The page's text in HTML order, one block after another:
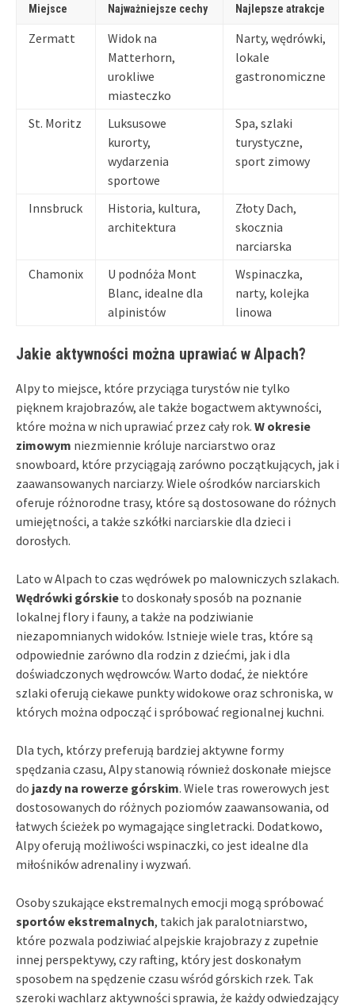
Miejsce Najważniejsze cechy Najlepsze atrakcje
Zermatt
Widok na
Matterhorn,
urokliwe
miasteczko
Narty, wędrówki,
lokale
gastronomiczne
St. Moritz
Luksusowe
kurorty,
wydarzenia
sportowe
Spa, szlaki
turystyczne,
sport zimowy
Innsbruck
Historia, kultura,
architektura
Złoty Dach,
skocznia
narciarska
Chamonix
U podnóża Mont
Blanc, idealne dla
alpinistów
Wspinaczka,
narty, kolejka
linowa
Jakie aktywności można uprawiać w Alpach?
Alpy to miejsce, które przyciąga turystów nie tylko
pięknem krajobrazów, ale także bogactwem aktywności,
które można w nich uprawiać przez cały rok. W okresie
zimowym niezmiennie króluje narciarstwo oraz
snowboard, które przyciągają zarówno początkujących, jak i
zaawansowanych narciarzy. Wiele ośrodków narciarskich
oferuje różnorodne trasy, które są dostosowane do różnych
umiejętności, a także szkółki narciarskie dla dzieci i
dorosłych.
Lato w Alpach to czas wędrówek po malowniczych szlakach.
Wędrówki górskie to doskonały sposób na poznanie
lokalnej flory i fauny, a także na podziwianie
niezapomnianych widoków. Istnieje wiele tras, które są
odpowiednie zarówno dla rodzin z dziećmi, jak i dla
doświadczonych wędrowców. Warto dodać, że niektóre
szlaki oferują ciekawe punkty widokowe oraz schroniska, w
których można odpocząć i spróbować regionalnej kuchni.
Dla tych, którzy preferują bardziej aktywne formy
spędzania czasu, Alpy stanowią również doskonałe miejsce
do jazdy na rowerze górskim. Wiele tras rowerowych jest
dostosowanych do różnych poziomów zaawansowania, od
łatwych ścieżek po wymagające singletracki. Dodatkowo,
Alpy oferują możliwości wspinaczki, co jest idealne dla
miłośników adrenaliny i wyzwań.
Osoby szukające ekstremalnych emocji mogą spróbować
sportów ekstremalnych, takich jak paralotniarstwo,
które pozwala podziwiać alpejskie krajobrazy z zupełnie
innej perspektywy, czy rafting, który jest doskonałym
sposobem na spędzenie czasu wśród górskich rzek. Tak
szeroki wachlarz aktywności sprawia, że każdy odwiedzający